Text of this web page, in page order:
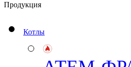
Продукция
Котлы